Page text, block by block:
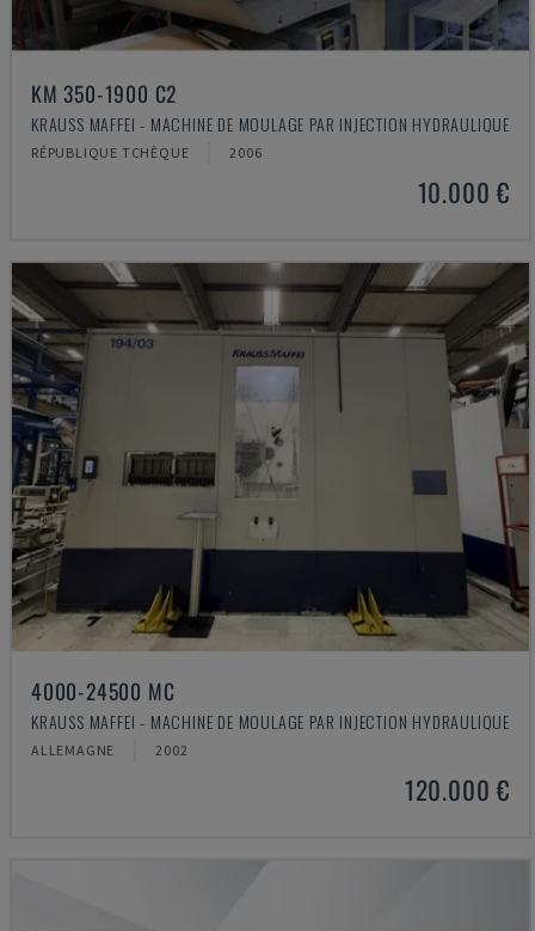
KM 350-1900 C2
KRAUSS MAFFEI - MACHINE DE MOULAGE PAR INJECTION HYDRAULIQUE
RÉPUBLIQUE TCHÈQUE 2006
10.000 €
4000-24500 MC
KRAUSS MAFFEI - MACHINE DE MOULAGE PAR INJECTION HYDRAULIQUE
ALLEMAGNE 2002
120.000 €